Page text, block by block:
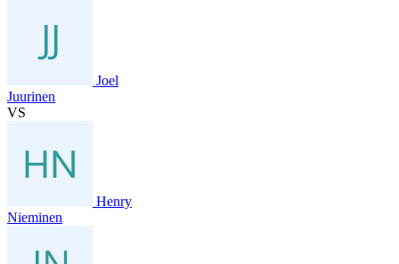
Joel
Juurinen
VS
Henry
Nieminen